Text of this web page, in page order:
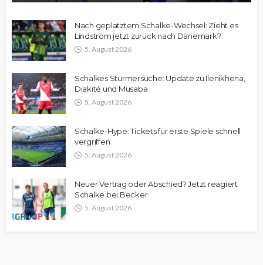
Nach geplatztem Schalke-Wechsel: Zieht es
Lindström jetzt zurück nach Dänemark?
5. August 2026
Schalkes Stürmersuche: Update zu Ilenikhena,
Diakité und Musaba
5. August 2026
Schalke-Hype: Tickets für erste Spiele schnell
vergriffen
5. August 2026
Neuer Vertrag oder Abschied? Jetzt reagiert
Schalke bei Becker
5. August 2026